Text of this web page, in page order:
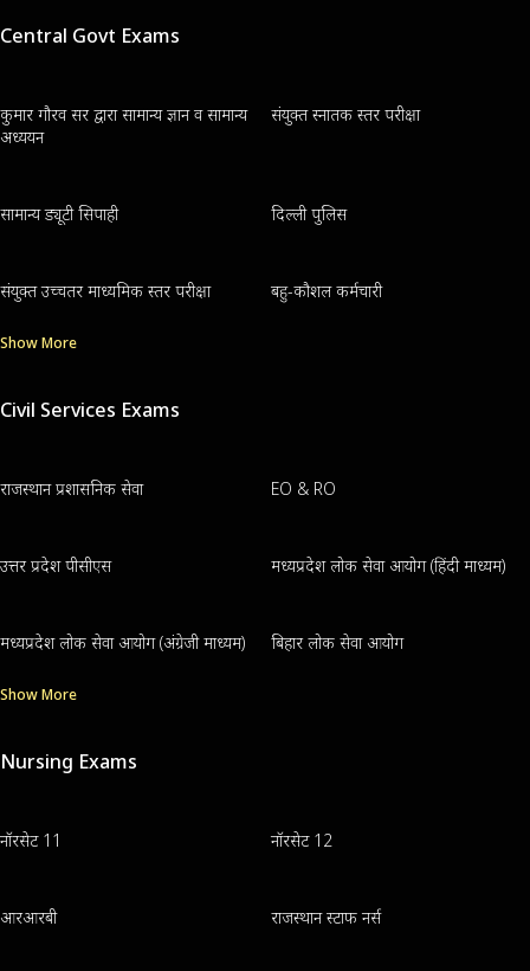
Central Govt Exams
कुमार गौरव सर द्वारा सामान्य ज्ञान व सामान्य
अध्ययन
संयुक्त स्नातक स्तर परीक्षा
सामान्य ड्यूटी सिपाही दिल्ली पुलिस
संयुक्त उच्चतर माध्यमिक स्तर परीक्षा बहु-कौशल कर्मचारी
Show More
Civil Services Exams
राजस्थान प्रशासनिक सेवा EO & RO
उत्तर प्रदेश पीसीएस मध्यप्रदेश लोक सेवा आयोग (हिंदी माध्यम)
मध्यप्रदेश लोक सेवा आयोग (अंग्रेजी माध्यम) बिहार लोक सेवा आयोग
Show More
Nursing Exams
नॉरसेट 11 नॉरसेट 12
आरआरबी राजस्थान स्टाफ नर्स